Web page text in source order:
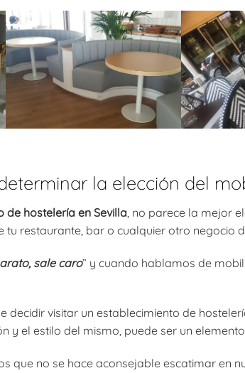
la elección del
de hostelería en Sevilla , no parece la mejor
restaurante, bar o cualquier otro negocio
sale caro” y cuando hablamos de
decidir visitar un establecimiento de
y el estilo del mismo, puede ser un
que no se hace aconsejable escatimar en